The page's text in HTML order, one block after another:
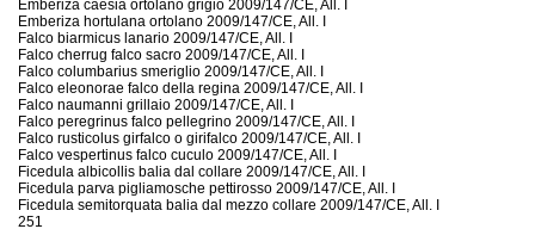
Emberiza caesia ortolano grigio 2009/147/CE, All. I
Emberiza hortulana ortolano 2009/147/CE, All. I
Falco biarmicus lanario 2009/147/CE, All. I
Falco cherrug falco sacro 2009/147/CE, All. I
Falco columbarius smeriglio 2009/147/CE, All. I
Falco eleonorae falco della regina 2009/147/CE, All. I
Falco naumanni grillaio 2009/147/CE, All. I
Falco peregrinus falco pellegrino 2009/147/CE, All. I
Falco rusticolus girfalco o girifalco 2009/147/CE, All. I
Falco vespertinus falco cuculo 2009/147/CE, All. I
Ficedula albicollis balia dal collare 2009/147/CE, All. I
Ficedula parva pigliamosche pettirosso 2009/147/CE, All. I
Ficedula semitorquata balia dal mezzo collare 2009/147/CE, All. I
251